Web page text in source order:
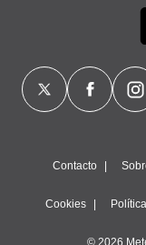
Contacto
Cookies
© 2026